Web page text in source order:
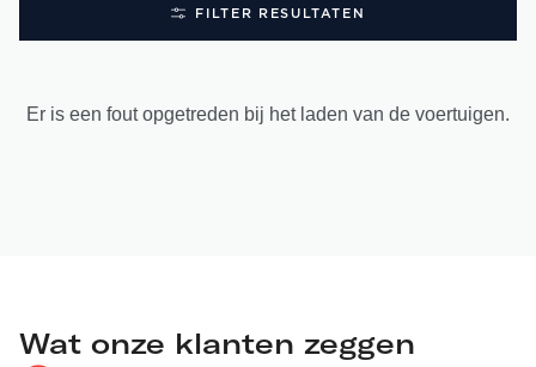
FILTER RESULTATEN
Er is een fout opgetreden bij het laden van de voertuigen.
Wat onze klanten zeggen